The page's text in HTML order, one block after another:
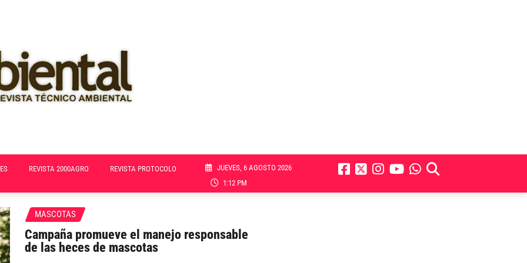
REVISTA 2000AGRO REVISTA PROTOCOLO
JUEVES, 6 AGOSTO 2026
1:12 PM
MASCOTAS
Campaña promueve el manejo responsable
de las heces de mascotas